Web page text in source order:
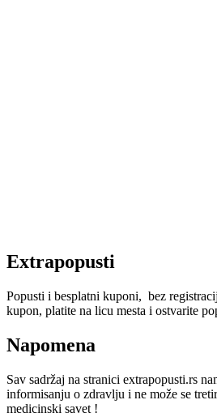
Extrapopusti
Popusti i besplatni kuponi, bez
kupon, platite na licu mesta i ostvarite
Napomena
Sav sadržaj na stranici extrapopusti.rs
informisanju o zdravlju i ne može se
medicinski savet !